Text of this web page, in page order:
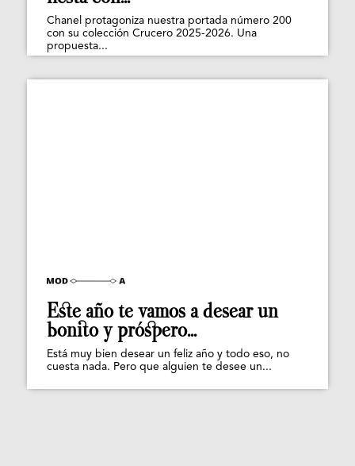
Chanel protagoniza nuestra portada número 200
con su colección Crucero 2025-2026. Una
propuesta...
Este año te vamos a desear un
bonito y próspero...
Está muy bien desear un feliz año y todo eso, no
cuesta nada. Pero que alguien te desee un...